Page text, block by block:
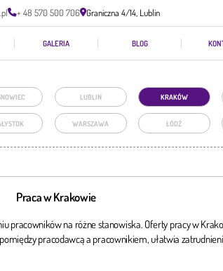
+ 48 570 500 706 Graniczna 4/14, Lublin
GALERIA BLOG
LUBLIN KRAKÓW
WARSZAWA ŁÓDŹ
Praca w Krakowie
na różne stanowiska. Oferty pracy w
pracodawcą a pracownikiem, ułatwia